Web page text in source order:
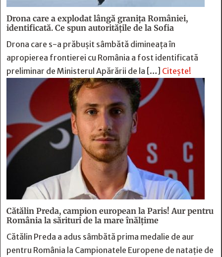
Drona care a explodat lângă granița României,
identificată. Ce spun autoritățile de la Sofia
Drona care s-a prăbușit sâmbătă dimineața în
apropierea frontierei cu România a fost identificată
preliminar de Ministerul Apărării de la […] Citește!
Cătălin Preda, campion european la Paris! Aur pentru
România la sărituri de la mare înălțime
Cătălin Preda a adus sâmbătă prima medalie de aur
pentru România la Campionatele Europene de natație de